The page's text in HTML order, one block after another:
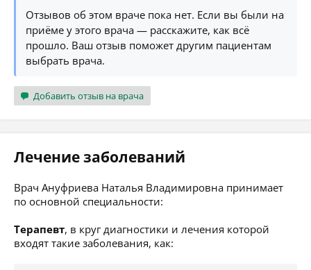
Отзывов об этом враче пока нет. Если вы были на
приёме у этого врача — расскажите, как всё
прошло. Ваш отзыв поможет другим пациентам
выбрать врача.
Добавить отзыв на врача
Лечение заболеваний
Врач Ануфриева Наталья Владимировна принимает
по основной специальности:
Терапевт, в круг диагностики и лечения которой
входят такие заболевания, как: